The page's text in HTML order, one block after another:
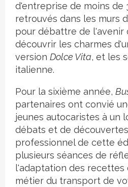
d'entreprise de moins de
retrouvés dans les murs
pour débattre de l'avenir
découvrir les charmes
version Dolce Vita, et les
italienne.
Pour la sixième année,
partenaires ont convié
jeunes autocaristes à un
débats et de
professionnel de cette
plusieurs séances de
l'adaptation des recettes
métier du transport de